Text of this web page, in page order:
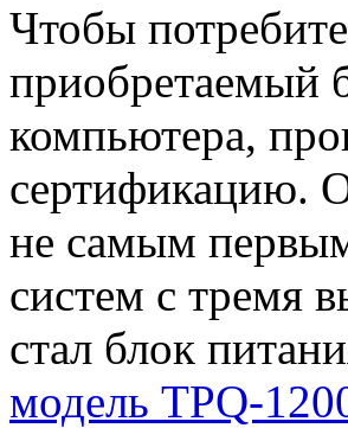
Чтобы
приобретаемый
компьютера,
сертификацию.
не самым
систем с тремя
стал блок
модель TPQ-